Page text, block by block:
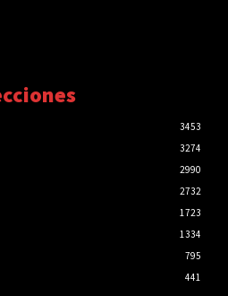
3453
3274
2990
2732
1723
1334
795
441